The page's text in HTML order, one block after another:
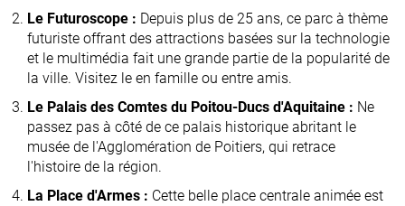
Le Futuroscope : Depuis plus de 25 ans, ce parc à thème
futuriste offrant des attractions basées sur la technologie
et le multimédia fait une grande partie de la popularité de
la ville. Visitez le en famille ou entre amis.
Le Palais des Comtes du Poitou-Ducs d'Aquitaine : Ne
passez pas à côté de ce palais historique abritant le
musée de l'Agglomération de Poitiers, qui retrace
l'histoire de la région.
La Place d'Armes : Cette belle place centrale animée est